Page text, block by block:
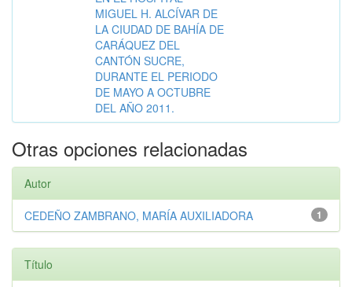
MIGUEL H. ALCÍVAR DE
LA CIUDAD DE BAHÍA DE
CARÁQUEZ DEL
CANTÓN SUCRE,
DURANTE EL PERIODO
DE MAYO A OCTUBRE
DEL AÑO 2011.
Otras opciones relacionadas
Autor
1
CEDEÑO ZAMBRANO, MARÍA AUXILIADORA
Título